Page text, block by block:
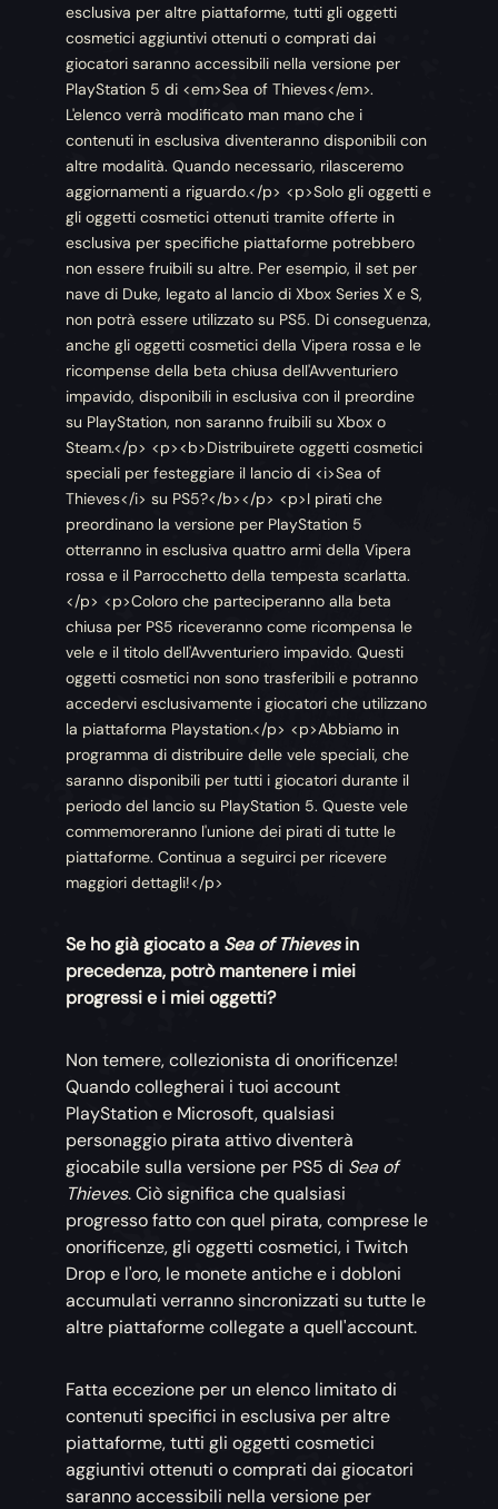
esclusiva per altre piattaforme, tutti gli oggetti
cosmetici aggiuntivi ottenuti o comprati dai
giocatori saranno accessibili nella versione per
PlayStation 5 di <em>Sea of Thieves</em>.
L'elenco verrà modificato man mano che i
contenuti in esclusiva diventeranno disponibili con
altre modalità. Quando necessario, rilasceremo
aggiornamenti a riguardo.</p> <p>Solo gli oggetti e
gli oggetti cosmetici ottenuti tramite offerte in
esclusiva per specifiche piattaforme potrebbero
non essere fruibili su altre. Per esempio, il set per
nave di Duke, legato al lancio di Xbox Series X e S,
non potrà essere utilizzato su PS5. Di conseguenza,
anche gli oggetti cosmetici della Vipera rossa e le
ricompense della beta chiusa dell'Avventuriero
impavido, disponibili in esclusiva con il preordine
su PlayStation, non saranno fruibili su Xbox o
Steam.</p> <p><b>Distribuirete oggetti cosmetici
speciali per festeggiare il lancio di <i>Sea of
Thieves</i> su PS5?</b></p> <p>I pirati che
preordinano la versione per PlayStation 5
otterranno in esclusiva quattro armi della Vipera
rossa e il Parrocchetto della tempesta scarlatta.
</p> <p>Coloro che parteciperanno alla beta
chiusa per PS5 riceveranno come ricompensa le
vele e il titolo dell'Avventuriero impavido. Questi
oggetti cosmetici non sono trasferibili e potranno
accedervi esclusivamente i giocatori che utilizzano
la piattaforma Playstation.</p> <p>Abbiamo in
programma di distribuire delle vele speciali, che
saranno disponibili per tutti i giocatori durante il
periodo del lancio su PlayStation 5. Queste vele
commemoreranno l'unione dei pirati di tutte le
piattaforme. Continua a seguirci per ricevere
maggiori dettagli!</p>
Se ho già giocato a Sea of Thievesin
precedenza, potrò mantenere i miei
progressi e i miei oggetti?
Non temere, collezionista di onorificenze!
Quando collegherai i tuoi account
PlayStation e Microsoft, qualsiasi
personaggio pirata attivo diventerà
giocabile sulla versione per PS5 di Sea of
Thieves. Ciò significa che qualsiasi
progresso fatto con quel pirata, comprese le
onorificenze, gli oggetti cosmetici, i Twitch
Drop e l'oro, le monete antiche e i dobloni
accumulati verranno sincronizzati su tutte le
altre piattaforme collegate a quell'account.
Fatta eccezione per un elenco limitato di
contenuti specifici in esclusiva per altre
piattaforme, tutti gli oggetti cosmetici
aggiuntivi ottenuti o comprati dai giocatori
saranno accessibili nella versione per